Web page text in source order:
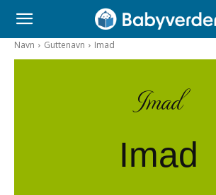
Navn Guttenavn Imad
Imad
Imad